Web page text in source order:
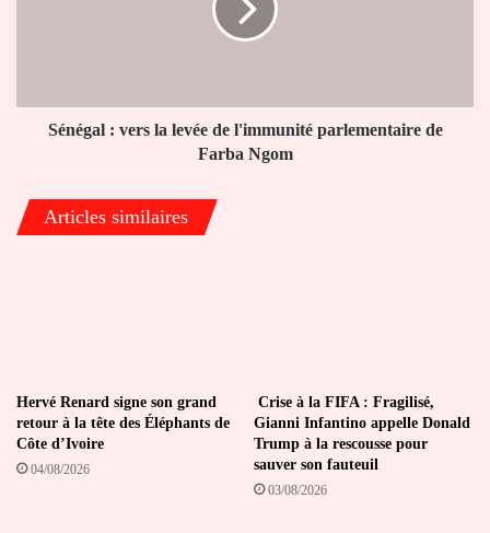
de
Sénégal : vers la levée de l'immunité parlementaire de
Farba Ngom
Articles similaires
Hervé Renard signe son grand
retour à la tête des Éléphants de
Côte d’Ivoire
04/08/2026
Crise à la FIFA : Fragilisé,
Gianni Infantino appelle Donald
Trump à la rescousse pour
sauver son fauteuil
03/08/2026